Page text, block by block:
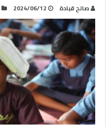
صالح قبادة 2024/06/12